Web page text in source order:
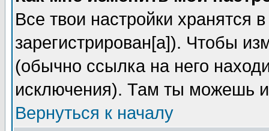
Все твои настройки хранятся
зарегистрирован[а]). Чтобы
(обычно ссылка на него
исключения). Там ты можешь
Вернуться к началу